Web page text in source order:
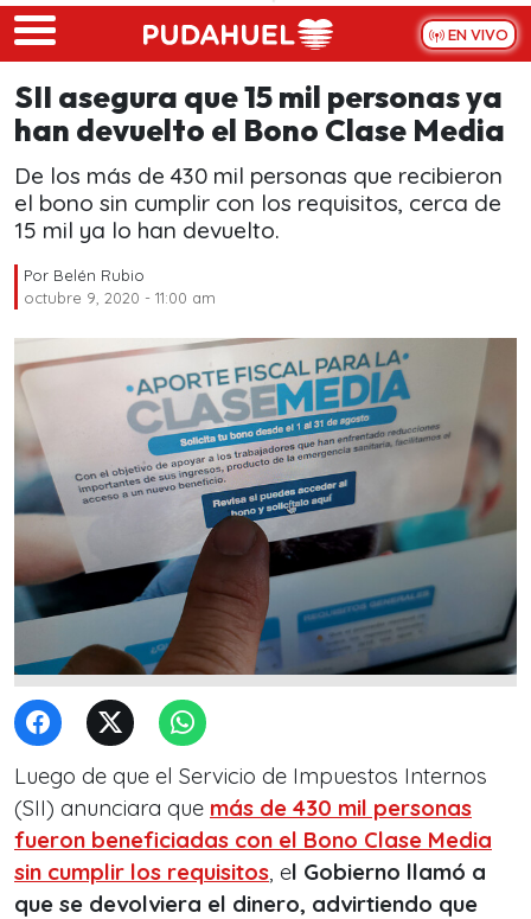
Skip to main content
EN VIVO
SII asegura que 15 mil personas ya
han devuelto el Bono Clase Media
De los más de 430 mil personas que recibieron
el bono sin cumplir con los requisitos, cerca de
15 mil ya lo han devuelto.
Por Belén Rubio
octubre 9, 2020 - 11:00 am
Luego de que el Servicio de Impuestos Internos
(SII) anunciara que más de 430 mil personas
fueron beneficiadas con el Bono Clase Media
sin cumplir los requisitos, el Gobierno llamó a
que se devolviera el dinero, advirtiendo que